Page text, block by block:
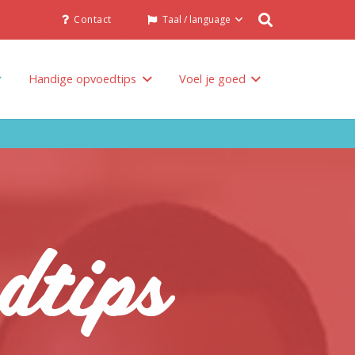
Contact Taal / language
Handige opvoedtips Voel je goed